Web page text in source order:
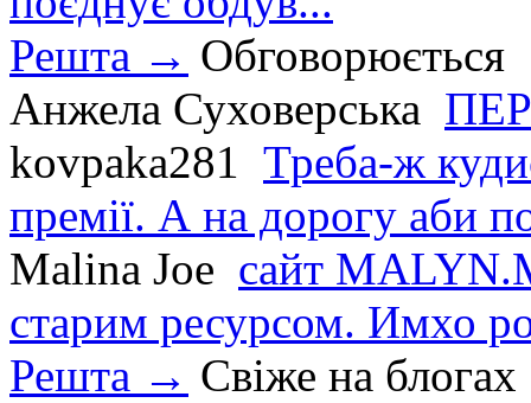
Решта → Обговорюється
Анжела Суховерська
kovpaka281 Треба-ж
премії. А на дорогу аби
Malina Joe сайт
старим ресурсом. Имхо
Решта → Свіже на блогах